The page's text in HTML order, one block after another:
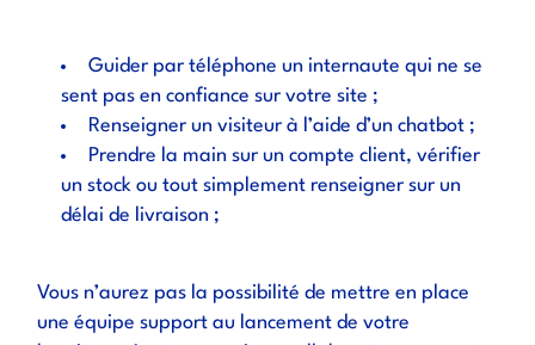
Guider par téléphone un internaute qui ne se
sent pas en confiance sur votre site ;
Renseigner un visiteur à l’aide d’un chatbot ;
Prendre la main sur un compte client, vérifier
un stock ou tout simplement renseigner sur un
délai de livraison ;
Vous n’aurez pas la possibilité de mettre en place
une équipe support au lancement de votre